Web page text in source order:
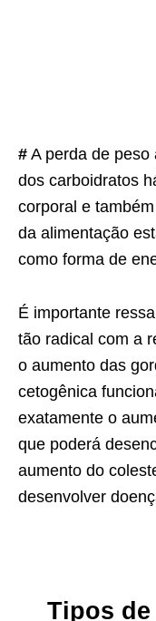
# A perda de peso
dos carboidratos
corporal e
da alimentação
como forma de
É importante
tão radical com a
o aumento das
cetogênica
exatamente o
que poderá
aumento do
desenvolver
Tipos de